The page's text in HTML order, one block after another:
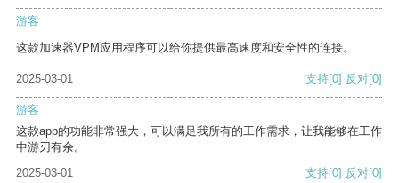
游客
这款加速器VPM应用程序可以给你提供最高速度和安全性的连接。
2025-03-01 支持[0] 反对[0]
游客
这款app的功能非常强大，可以满足我所有的工作需求，让我能够在工作
中游刃有余。
2025-03-01
支持[0] 反对[0]